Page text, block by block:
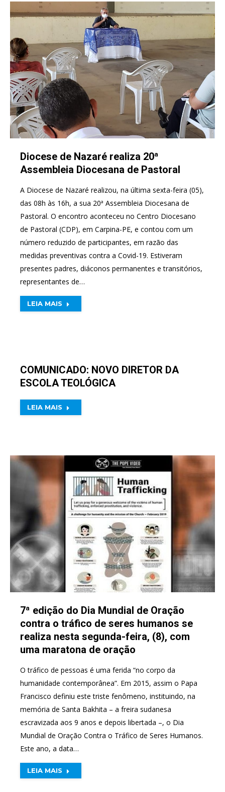
Diocese de Nazaré realiza 20ª
Assembleia Diocesana de Pastoral
A Diocese de Nazaré realizou, na última sexta-feira (05),
das 08h às 16h, a sua 20ª Assembleia Diocesana de
Pastoral. O encontro aconteceu no Centro Diocesano
de Pastoral (CDP), em Carpina-PE, e contou com um
número reduzido de participantes, em razão das
medidas preventivas contra a Covid-19. Estiveram
presentes padres, diáconos permanentes e transitórios,
representantes de…
LEIA MAIS
COMUNICADO: NOVO DIRETOR DA
ESCOLA TEOLÓGICA
LEIA MAIS
7ª edição do Dia Mundial de Oração
contra o tráfico de seres humanos se
realiza nesta segunda-feira, (8), com
uma maratona de oração
O tráfico de pessoas é uma ferida “no corpo da
humanidade contemporânea”. Em 2015, assim o Papa
Francisco definiu este triste fenômeno, instituindo, na
memória de Santa Bakhita – a freira sudanesa
escravizada aos 9 anos e depois libertada –, o Dia
Mundial de Oração Contra o Tráfico de Seres Humanos.
Este ano, a data…
LEIA MAIS